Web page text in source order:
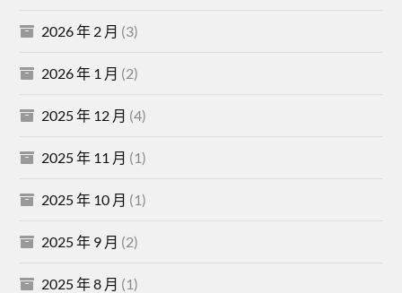
2026 年 2 月 (3)
2026 年 1 月 (2)
2025 年 12 月 (4)
2025 年 11 月 (1)
2025 年 10 月 (1)
2025 年 9 月 (2)
2025 年 8 月 (1)